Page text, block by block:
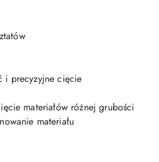
i precyzyjne cięcie
materiałów różnej grubości
materiału